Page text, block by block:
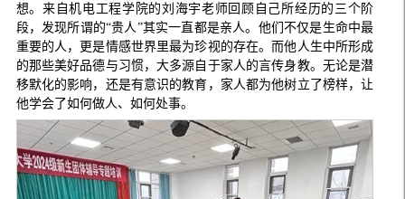
想。来自机电工程学院的刘海宇老师回顾自己所经历的三个阶
段，发现所谓的“贵人”其实一直都是亲人。他们不仅是生命中最
重要的人，更是情感世界里最为珍视的存在。而他人生中所形成
的那些美好品德与习惯，大多源自于家人的言传身教。无论是潜
移默化的影响，还是有意识的教育，家人都为他树立了榜样，让
他学会了如何做人、如何处事。